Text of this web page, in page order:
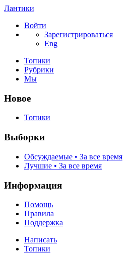
Лантики
Войти
Зарегистрироваться
Eng
Топики
Рубрики
Мы
Новое
Топики
Выборки
Обсуждаемые • За все время
Лучшие • За все время
Информация
Помощь
Правила
Поддержка
Написать
Топики